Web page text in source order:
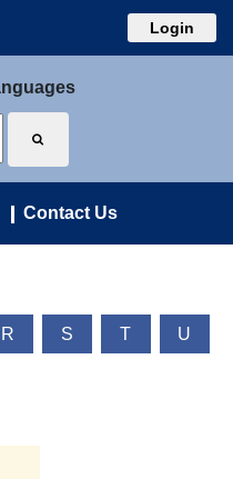
Login
Contact Us
R S T U